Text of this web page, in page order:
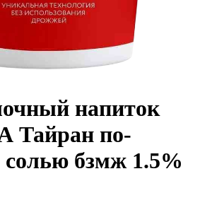
напиток
по-
солью бзмж 1.5%